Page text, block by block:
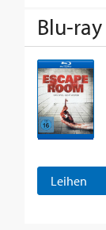
Blu-ray
Leihen